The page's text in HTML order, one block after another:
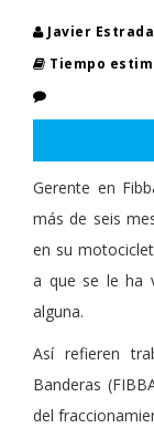
Javier Estrada
Tiempo
Gerente en
más de seis
en su
a que se le ha
alguna.
Así refieren
Banderas
del